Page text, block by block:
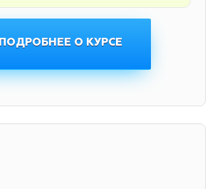
ПОДРОБНЕЕ О КУРСЕ